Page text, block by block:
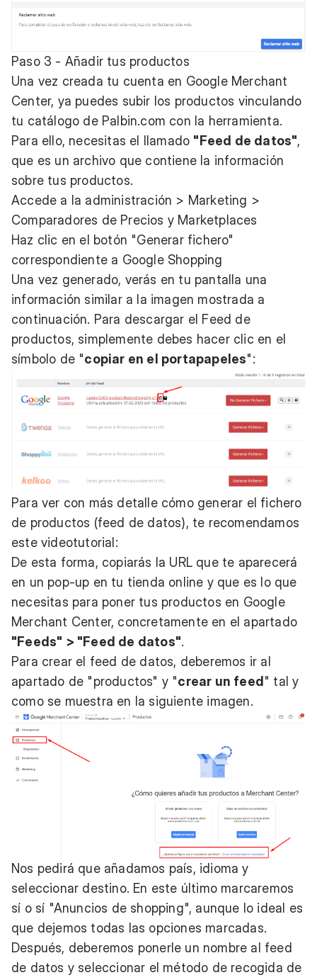
Paso 3 - Añadir tus productos
Una vez creada tu cuenta en Google Merchant
Center, ya puedes subir los productos vinculando
tu catálogo de Palbin.com con la herramienta.
Para ello, necesitas el llamado "Feed de datos",
que es un archivo que contiene la información
sobre tus productos.
Accede a la administración > Marketing >
Comparadores de Precios y Marketplaces
Haz clic en el botón "Generar fichero"
correspondiente a Google Shopping
Una vez generado, verás en tu pantalla una
información similar a la imagen mostrada a
continuación. Para descargar el Feed de
productos, simplemente debes hacer clic en el
símbolo de "copiar en el portapapeles":
Para ver con más detalle cómo generar el fichero
de productos (feed de datos), te recomendamos
este videotutorial:
De esta forma, copiarás la URL que te aparecerá
en un pop-up en tu tienda online y que es lo que
necesitas para poner tus productos en Google
Merchant Center, concretamente en el apartado
"Feeds" > "Feed de datos".
Para crear el feed de datos, deberemos ir al
apartado de "productos" y "crear un feed " tal y
como se muestra en la siguiente imagen.
Nos pedirá que añadamos país, idioma y
seleccionar destino. En este último marcaremos
sí o sí "Anuncios de shopping", aunque lo ideal es
que dejemos todas las opciones marcadas.
Después, deberemos ponerle un nombre al feed
de datos y seleccionar el método de recogida de